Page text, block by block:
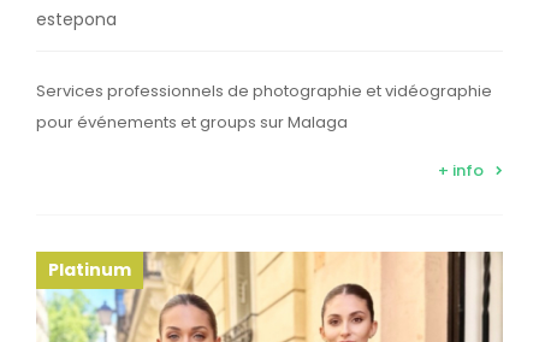
estepona
Services professionnels de photographie et vidéographie
pour événements et groups sur Malaga
+ info
Platinum